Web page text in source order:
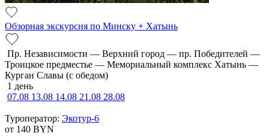
Обзорная экскурсия по Минску + Хатынь
Пр. Независимости — Верхний город — пр. Победителей —
Троицкое предместье — Мемориальный комплекс Хатынь —
Курган Славы (с обедом)
1 день
07.08 13.08 14.08 21.08 28.08
Туроператор: Экотур-6
от 140 BYN